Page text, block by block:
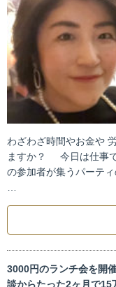
わざわざ時間やお金や
ますか？ 今日は仕事
の参加者が集うパーテ
3000円のランチ会を開
談からたった2ヶ月で15